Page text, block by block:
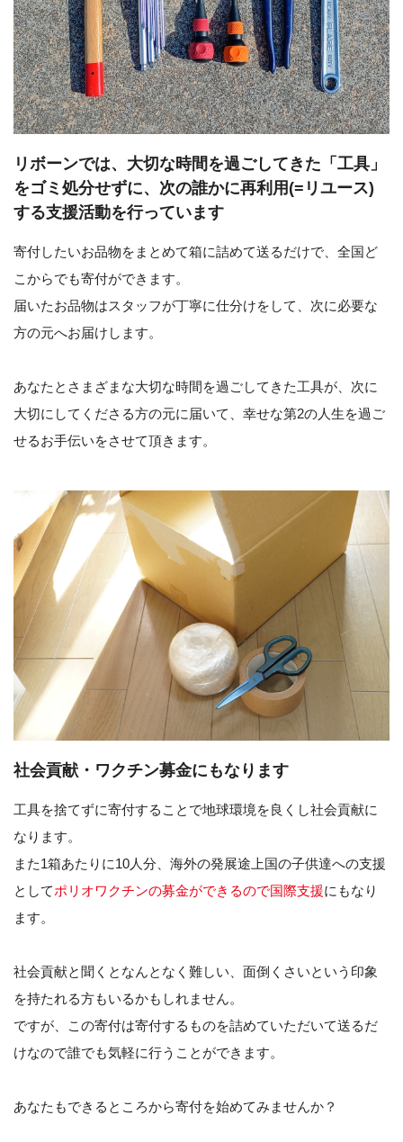
リボーンでは、大切な時間を過ごしてきた「工具」
をゴミ処分せずに、次の誰かに再利用(=リユース)
する支援活動を行っています
寄付したいお品物をまとめて箱に詰めて送るだけで、全国ど
こからでも寄付ができます。
届いたお品物はスタッフが丁寧に仕分けをして、次に必要な
方の元へお届けします。
あなたとさまざまな大切な時間を過ごしてきた工具が、次に
大切にしてくださる方の元に届いて、幸せな第2の人生を過ご
せるお手伝いをさせて頂きます。
社会貢献・ワクチン募金にもなります
工具を捨てずに寄付することで地球環境を良くし社会貢献に
なります。
また1箱あたりに10人分、海外の発展途上国の子供達への支援
としてポリオワクチンの募金ができるので国際支援にもなり
ます。
社会貢献と聞くとなんとなく難しい、面倒くさいという印象
を持たれる方もいるかもしれません。
ですが、この寄付は寄付するものを詰めていただいて送るだ
けなので誰でも気軽に行うことができます。
あなたもできるところから寄付を始めてみませんか？